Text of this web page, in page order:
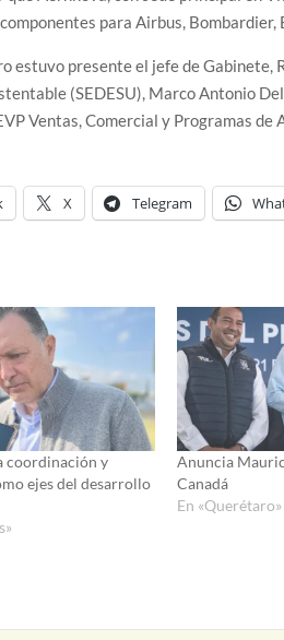
para Airbus,
estuvo presente el jefe de
(SEDESU), Marco Antonio
Ventas, Comercial y Programas
X Telegram
coordinación y
ejes del desarrollo
Anuncia
Canadá
En «Querétaro»